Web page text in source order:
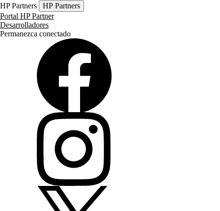
HP Partners
HP Partners
Portal HP Partner
Desarrolladores
Permanezca conectado